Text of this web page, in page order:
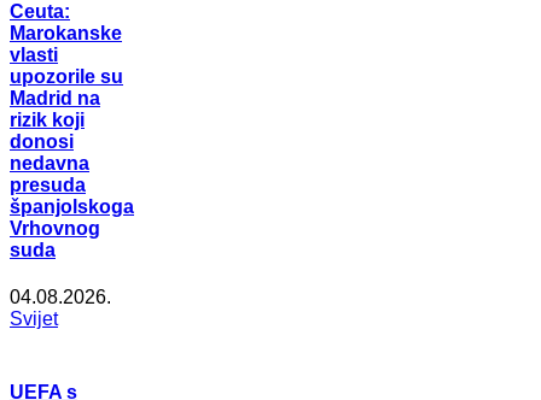
Ceuta:
Marokanske
vlasti
upozorile su
Madrid na
rizik koji
donosi
nedavna
presuda
španjolskoga
Vrhovnog
suda
04.08.2026.
Svijet
UEFA s